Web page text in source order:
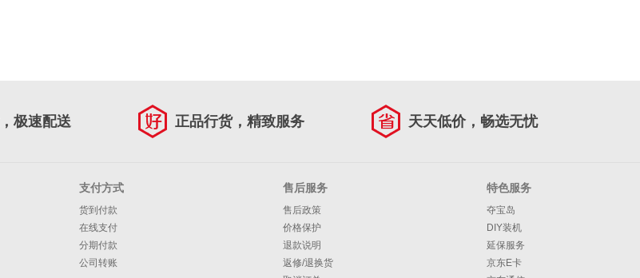
极速配送 正品行货，精致服务 天天低价，畅选无忧
支付方式
货到付款
在线支付
分期付款
公司转账
售后服务
售后政策
价格保护
退款说明
返修/退换货
特色服务
夺宝岛
DIY装机
延保服务
京东E卡